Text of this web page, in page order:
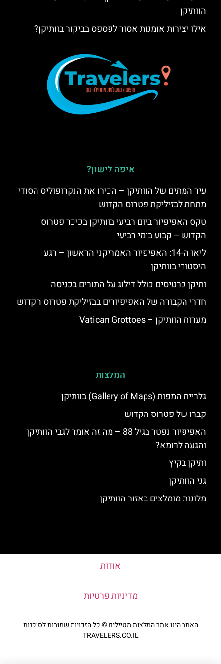
הוותיקן
אילו יצירות אומנות אסור לפספס בביקור בוותיקן?
איפה לישון?
עיר המתים של הוותיקן – הכירו את הנקרופוליס הסודי
מתחת לבזיליקת פטרוס הקדוש
טקס האפיפיור ביום רביעי בוותיקן בכיכר פטרוס
הקדוש – קבוע בימי רביעי
ליאו ה-14: האפיפיור האמריקני הראשון – רגע
היסטורי בוותיקן
ותיקן כרטיסים כולל דילוג על התורים בכניסה
חדרי הקבורה של האפיפיורים בבזיליקת פטרוס הקדוש
מערות הוותיקן – Vatican Grottoes
המלצות
גלריית המפות (Gallery of Maps) בוותיקן
קברו של פטרוס הקדוש
האפיפיור נפטר בגיל 88 – מה זה אומר לגבי הוותיקן
והגעה לרומא?
ותיקן בקיץ
גני הוותיקן
מלונות מומלצים באזור הוותיקן
אודות
מדיניות פרטיות
האתר הינו אתר המלצות מטיילים © כל הזכויות שמורות לסוכנות
TRAVELERS.CO.IL